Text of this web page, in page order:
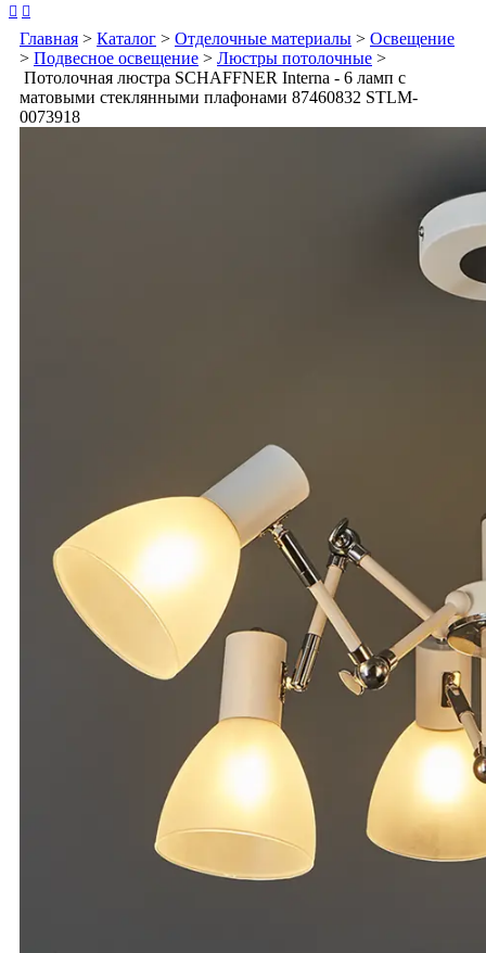
 
Главная > Каталог > Отделочные материалы > Освещение
> Подвесное освещение > Люстры потолочные >
Потолочная люстра SCHAFFNER Interna - 6 ламп с
матовыми стеклянными плафонами 87460832 STLM-
0073918